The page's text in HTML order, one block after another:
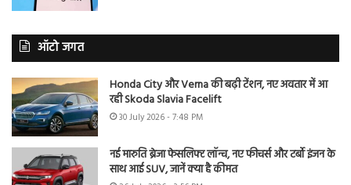
ऑटो जगत
Honda City और Verna की बढ़ी टेंशन, नए अवतार में आ
रही Skoda Slavia Facelift
30 July 2026 - 7:48 PM
नई मारुति ब्रेजा फेसलिफ्ट लॉन्च, नए फीचर्स और टर्बो इंजन के
साथ आई SUV, जानें क्या है कीमत